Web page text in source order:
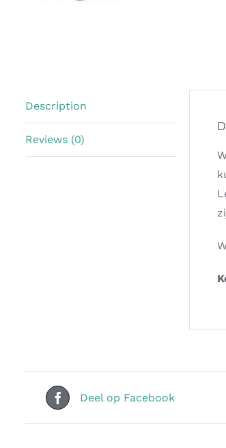
Description
Reviews (0)
Deel op Facebook